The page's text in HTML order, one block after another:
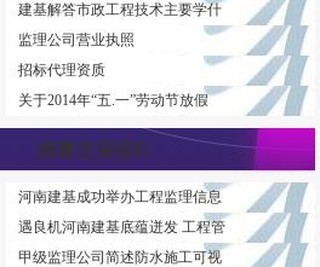
建基解答市政工程技术主要学什
监理公司营业执照
招标代理资质
关于2014年“五.一”劳动节放假
推荐文章排行
河南建基成功举办工程监理信息
遇良机河南建基底蕴迸发 工程管
甲级监理公司简述防水施工可视